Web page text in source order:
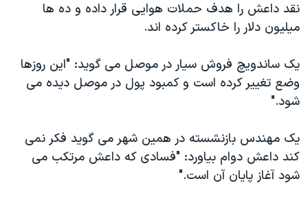
نقد داعش را هدف حملات هوایی قرار داده و ده ها
میلیون دلار را خاکستر کرده اند.
یک ساندویچ فروش سیار در موصل می گوید: "این روزها
وضع تغییر کرده است و کمبود پول در موصل دیده می
شود."
یک مهندس بازنشسته در همین شهر می گوید فکر نمی
کند داعش دوام بیاورد: "فسادی که داعش مرتکب می
شود آغاز پایان آن است."